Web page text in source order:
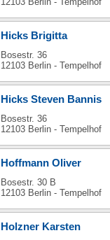
Hicks Brigitta
Bosestr. 36
12103 Berlin - Tempelhof
Hicks Steven Bannis
Bosestr. 36
12103 Berlin - Tempelhof
Hoffmann Oliver
Bosestr. 30 B
12103 Berlin - Tempelhof
Holzner Karsten